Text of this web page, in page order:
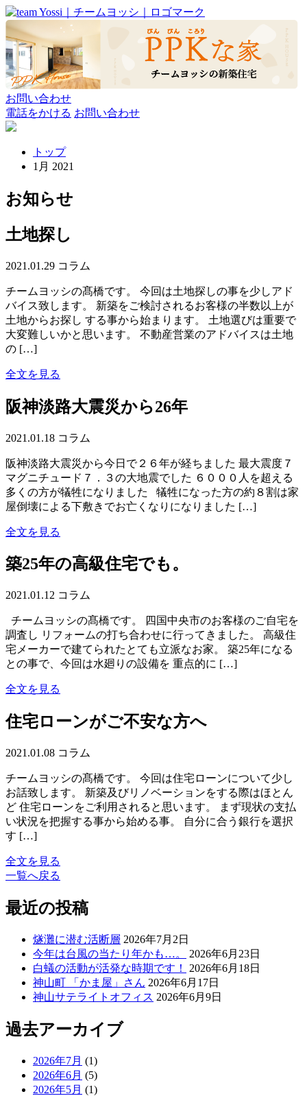
お問い合わせ
電話をかける お問い合わせ
トップ
1月 2021
お知らせ
土地探し
2021.01.29 コラム
チームヨッシの髙橋です。 今回は土地探しの事を少しアド
バイス致します。 新築をご検討されるお客様の半数以上が
土地からお探し する事から始まります。 土地選びは重要で
大変難しいかと思います。 不動産営業のアドバイスは土地
の […]
全文を見る
阪神淡路大震災から26年
2021.01.18 コラム
阪神淡路大震災から今日で２６年が経ちました 最大震度７
マグニチュード７．３の大地震でした ６０００人を超える
多くの方が犠牲になりました 犠牲になった方の約８割は家
屋倒壊による下敷きでお亡くなりになりました […]
全文を見る
築25年の高級住宅でも。
2021.01.12 コラム
チームヨッシの髙橋です。 四国中央市のお客様のご自宅を
調査し リフォームの打ち合わせに行ってきました。 高級住
宅メーカーで建てられたとても立派なお家。 築25年になる
との事で、今回は水廻りの設備を 重点的に […]
全文を見る
住宅ローンがご不安な方へ
2021.01.08 コラム
チームヨッシの髙橋です。 今回は住宅ローンについて少し
お話致します。 新築及びリノベーションをする際はほとん
ど 住宅ローンをご利用されると思います。 まず現状の支払
い状況を把握する事から始める事。 自分に合う銀行を選択
す […]
全文を見る
一覧へ戻る
最近の投稿
燧灘に潜む活断層 2026年7月2日
今年は台風の当たり年かも…。
2026年6月23日
白蟻の活動が活発な時期です！
2026年6月18日
神山町 「かま屋」さん 2026年6月17日
神山サテライトオフィス 2026年6月9日
過去アーカイブ
2026年7月 (1)
2026年6月 (5)
2026年5月 (1)